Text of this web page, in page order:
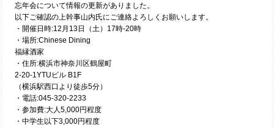
忘年会について情報の更新がありました。
以下ご確認の上幹事山内氏にご連絡よろしくお願いします。
・開催日時:12月13日（土）17時-20時
・場所:Chinese Dining
福縁酒家
・住所:横浜市神奈川区鶴屋町
2-20-1YTUビル B1F
（横浜駅西口より徒歩5分）
・電話:045-320-2233
・参加費:大人5,000円程度
・中学生以下3,000円程度